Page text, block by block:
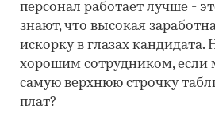
персонал работает лучше -
знают, что высокая
искорку в глазах кандидата.
хорошим сотрудником, если
самую верхнюю строчку
плат?